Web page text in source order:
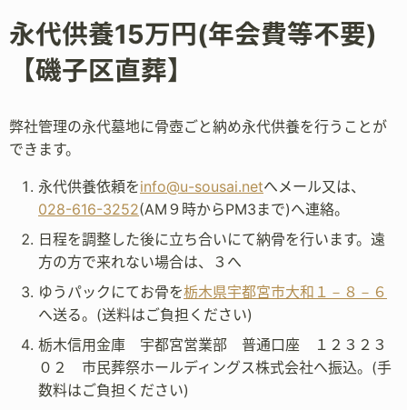
永代供養15万円(年会費等不要)
【磯子区直葬】
弊社管理の永代墓地に骨壺ごと納め永代供養を行うことが
できます。
永代供養依頼をinfo@u-sousai.netへメール又は、
028-616-3252(AM９時からPM3まで)へ連絡。
日程を調整した後に立ち合いにて納骨を行います。遠
方の方で来れない場合は、３へ
ゆうパックにてお骨を栃木県宇都宮市大和１－８－６
へ送る。(送料はご負担ください)
栃木信用金庫 宇都宮営業部 普通口座 １２３２３
０２ 市民葬祭ホールディングス株式会社へ振込。(手
数料はご負担ください)